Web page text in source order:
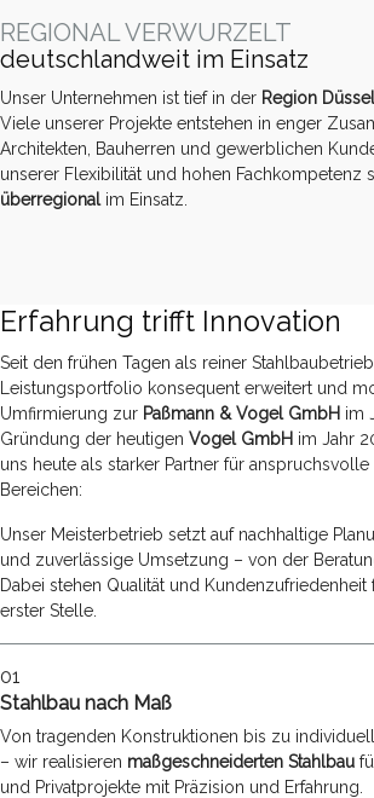
REGIONAL VERWURZELT
deutschlandweit im Einsatz
Unser Unternehmen ist tief in der Region
Viele unserer Projekte entstehen in enger
Architekten, Bauherren und gewerblichen
unserer Flexibilität und hohen Fachkompetenz
überregionalim Einsatz.
Erfahrung trifft Innovation
Seit den frühen Tagen als reiner
Leistungsportfolio konsequent erweitert und
Umfirmierung zur Paßmann & Vogel GmbH im
Gründung der heutigen Vogel GmbH im Jahr
uns heute als starker Partner für
Bereichen:
Unser Meisterbetrieb setzt auf nachhaltige
und zuverlässige Umsetzung – von der
Dabei stehen Qualität und Kundenzufriedenheit
erster Stelle.
01
Stahlbau nach Maß
Von tragenden Konstruktionen bis zu
– wir realisieren maßgeschneiderten Stahlbau
und Privatprojekte mit Präzision und Erfahrung.